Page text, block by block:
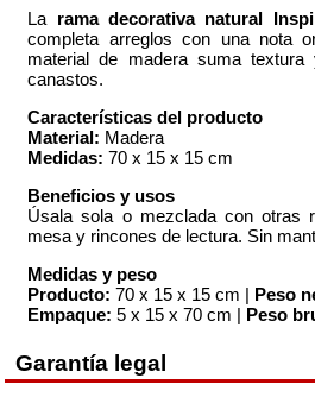
La rama decorativa natural
completa arreglos con una nota
material de madera suma
canastos.
Características del producto
Material: Madera
Medidas: 70 x 15 x 15 cm
Beneficios y usos
Úsala sola o mezclada con otras
mesa y rincones de lectura. Sin
Medidas y peso
Producto: 70 x 15 x 15 cm | Peso
Empaque: 5 x 15 x 70 cm | Peso
Garantía legal